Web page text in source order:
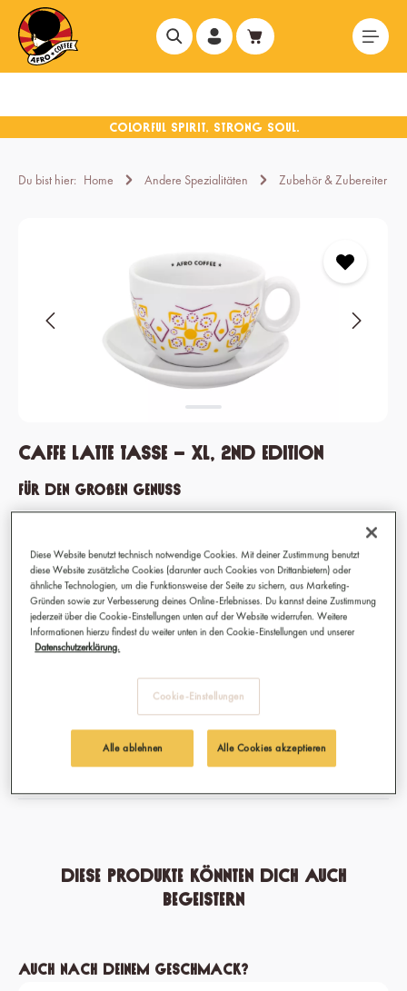
springen
Du bist hier: Home Andere Spezialitäten Zubehör & Zubereiter
Caffe Latte Tasse – XL, 2nd edition
Für den großen Genuss
Auch als große Teetasse erhältlich
Füllmenge: 425 ml
Material: Porzellan
11,90 €
Sofort verfügbar, Lieferzeit: 1-3 Tage
auswählen
Gelb
Diese Produkte könnten dich auch
begeistern
Produktgalerie überspringen
Auch nach deinem Geschmack?
Diese Website benutzt technisch notwendige Cookies. Mit deiner Zustimmung benutzt
diese Website zusätzliche Cookies (darunter auch Cookies von Drittanbietern) oder
ähnliche Technologien, um die Funktionsweise der Seite zu sichern, aus Marketing-
Gründen sowie zur Verbesserung deines Online-Erlebnisses. Du kannst deine Zustimmung
jederzeit über die Cookie-Einstellungen unten auf der Website widerrufen. Weitere
Informationen hierzu findest du weiter unten in den Cookie-Einstellungen und unserer
Datenschutzerklärung.
Cookie-Einstellungen
Alle ablehnen Alle Cookies akzeptieren